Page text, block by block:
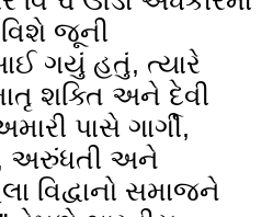
જૂની
ગયું હતું, ત્યારે
શક્તિ અને દેવી
પાસે ગાર્ગી,
અરુંધતી અને
વિદ્વાનો સમાજને